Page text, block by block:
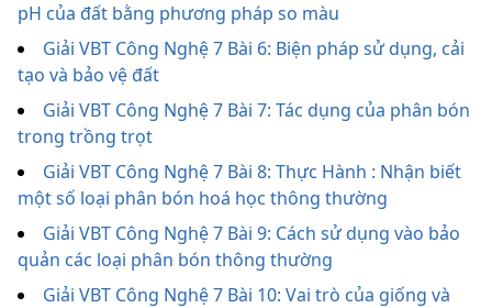
pH của đất bằng phương pháp so màu
Giải VBT Công Nghệ 7 Bài 6: Biện pháp sử dụng, cải
tạo và bảo vệ đất
Giải VBT Công Nghệ 7 Bài 7: Tác dụng của phân bón
trong trồng trọt
Giải VBT Công Nghệ 7 Bài 8: Thực Hành : Nhận biết
một số loại phân bón hoá học thông thường
Giải VBT Công Nghệ 7 Bài 9: Cách sử dụng vào bảo
quản các loại phân bón thông thường
Giải VBT Công Nghệ 7 Bài 10: Vai trò của giống và